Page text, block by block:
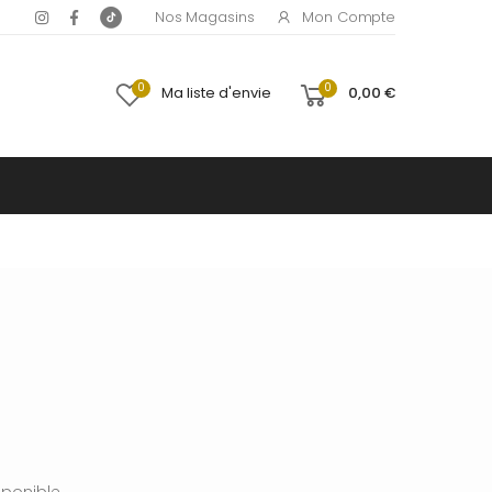
Nos Magasins Mon Compte
0 Ma liste d'envie 0 0,00 €